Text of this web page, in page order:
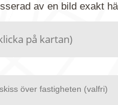
har flera miljoner bilder i
av en bild exakt
över fastigheten (valfri)